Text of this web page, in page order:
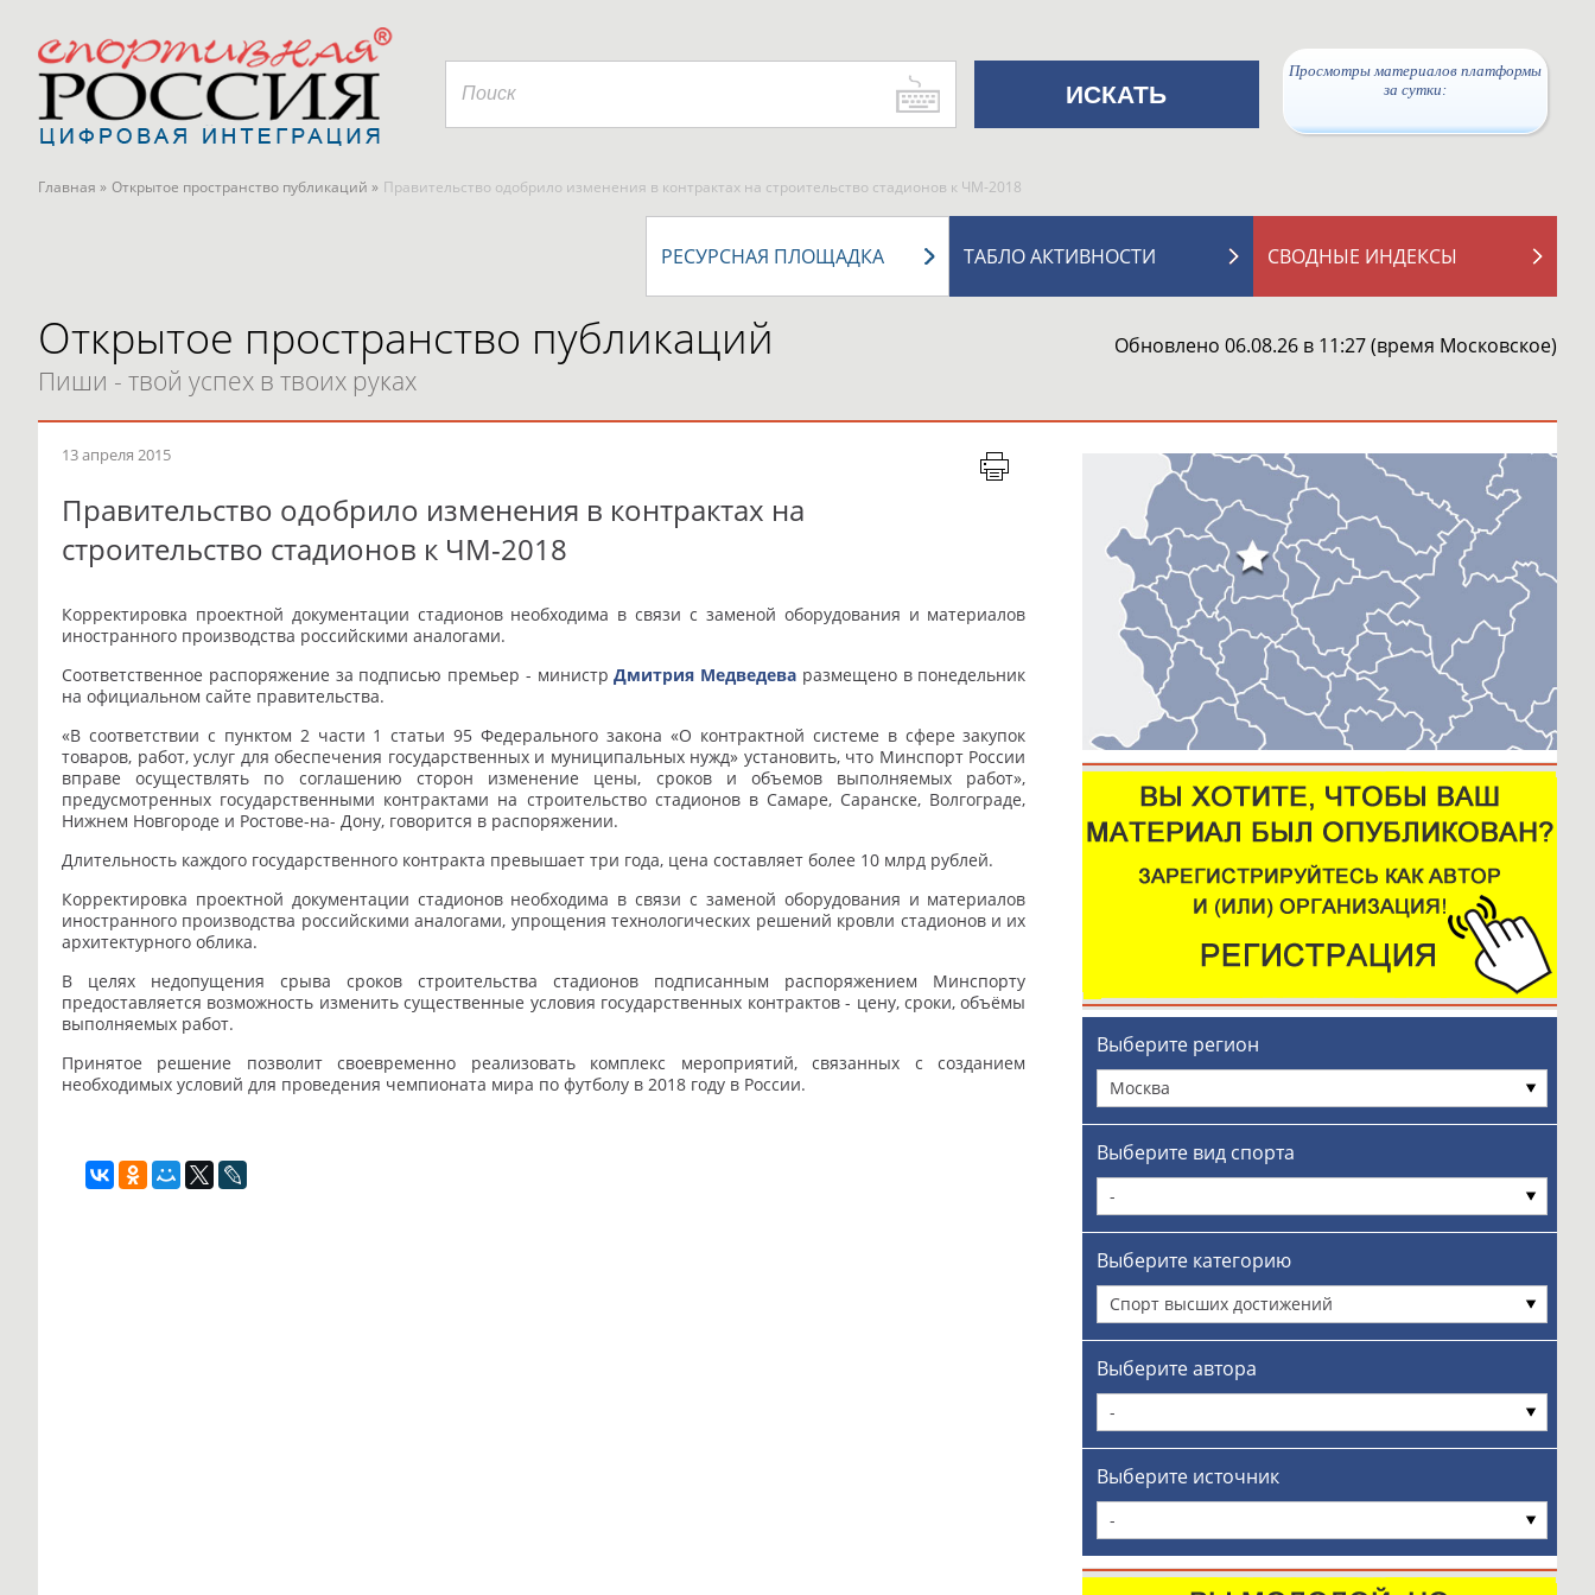
Просмотры материалов платформы
за сутки:
Главная » Открытое пространство публикаций » Правительство одобрило изменения в контрактах на строительство стадионов к ЧМ-2018
СВОДНЫЕ ИНДЕКСЫ
ТАБЛО АКТИВНОСТИ
РЕСУРСНАЯ ПЛОЩАДКА
Открытое пространство публикаций
Пиши - твой успех в твоих руках
Обновлено 06.08.26 в 11:27 (время Московское)
13 апреля 2015
Правительство одобрило изменения в контрактах на
строительство стадионов к ЧМ-2018
Корректировка проектной документации стадионов необходима в связи с заменой оборудования и материалов
иностранного производства российскими аналогами.
Соответственное распоряжение за подписью премьер - министрДмитрия Медведева размещено в понедельник
на официальном сайте правительства.
«В соответствии с пунктом 2 части 1 статьи 95 Федерального закона «О контрактной системе в сфере закупок
товаров, работ, услуг для обеспечения государственных и муниципальных нужд» установить, что Минспорт России
вправе осуществлять по соглашению сторон изменение цены, сроков и объемов выполняемых работ»,
предусмотренных государственными контрактами на строительство стадионов в Самаре, Саранске, Волгограде,
Нижнем Новгороде и Ростове-на- Дону, говорится в распоряжении.
Длительность каждого государственного контракта превышает три года, цена составляет более 10 млрд рублей.
Корректировка проектной документации стадионов необходима в связи с заменой оборудования и материалов
иностранного производства российскими аналогами, упрощения технологических решений кровли стадионов и их
архитектурного облика.
В целях недопущения срыва сроков строительства стадионов подписанным распоряжением Минспорту
предоставляется возможность изменить существенные условия государственных контрактов - цену, сроки, объёмы
выполняемых работ.
Принятое решение позволит своевременно реализовать комплекс мероприятий, связанных с созданием
необходимых условий для проведения чемпионата мира по футболу в 2018 году в России.
Выберите регион
Москва
Выберите вид спорта
-
Выберите категорию
Спорт высших достижений
Выберите автора
-
Выберите источник
-